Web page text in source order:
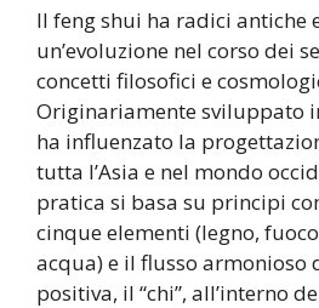
Il feng shui ha radici antiche
un’evoluzione nel corso dei
concetti filosofici e
Originariamente sviluppato
ha influenzato la
tutta l’Asia e nel mondo
pratica si basa su principi
cinque elementi (legno,
acqua) e il flusso armonioso
positiva, il “chi”, all’interno